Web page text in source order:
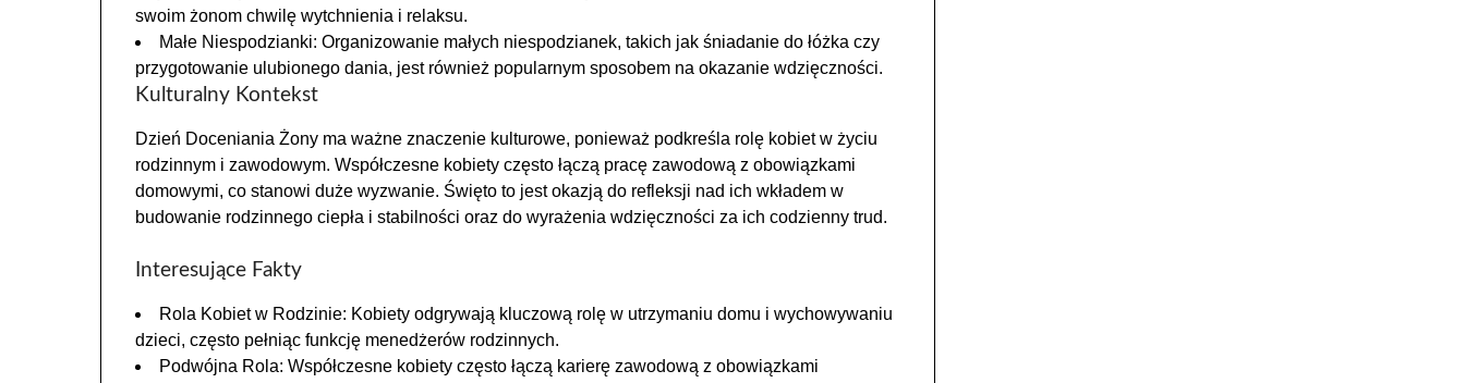
swoim żonom chwilę wytchnienia i relaksu.
Małe Niespodzianki: Organizowanie małych niespodzianek, takich jak śniadanie do łóżka czy
przygotowanie ulubionego dania, jest również popularnym sposobem na okazanie wdzięczności.
Kulturalny Kontekst
Dzień Doceniania Żony ma ważne znaczenie kulturowe, ponieważ podkreśla rolę kobiet w życiu
rodzinnym i zawodowym. Współczesne kobiety często łączą pracę zawodową z obowiązkami
domowymi, co stanowi duże wyzwanie. Święto to jest okazją do refleksji nad ich wkładem w
budowanie rodzinnego ciepła i stabilności oraz do wyrażenia wdzięczności za ich codzienny trud.
Interesujące Fakty
Rola Kobiet w Rodzinie: Kobiety odgrywają kluczową rolę w utrzymaniu domu i wychowywaniu
dzieci, często pełniąc funkcję menedżerów rodzinnych.
Podwójna Rola: Współczesne kobiety często łączą karierę zawodową z obowiązkami